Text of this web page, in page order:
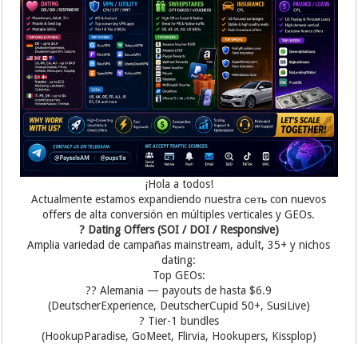
¡Hola a todos!
Actualmente estamos expandiendo nuestra сеть con nuevos
offers de alta conversión en múltiples verticales y GEOs.
? Dating Offers (SOI / DOI / Responsive)
Amplia variedad de campañas mainstream, adult, 35+ y nichos
dating:
Top GEOs:
?? Alemania — payouts de hasta $6.9
(DeutscherExperience, DeutscherCupid 50+, SusiLive)
? Tier-1 bundles
(HookupParadise, GoMeet, Flirvia, Hookupers, Kissplop)